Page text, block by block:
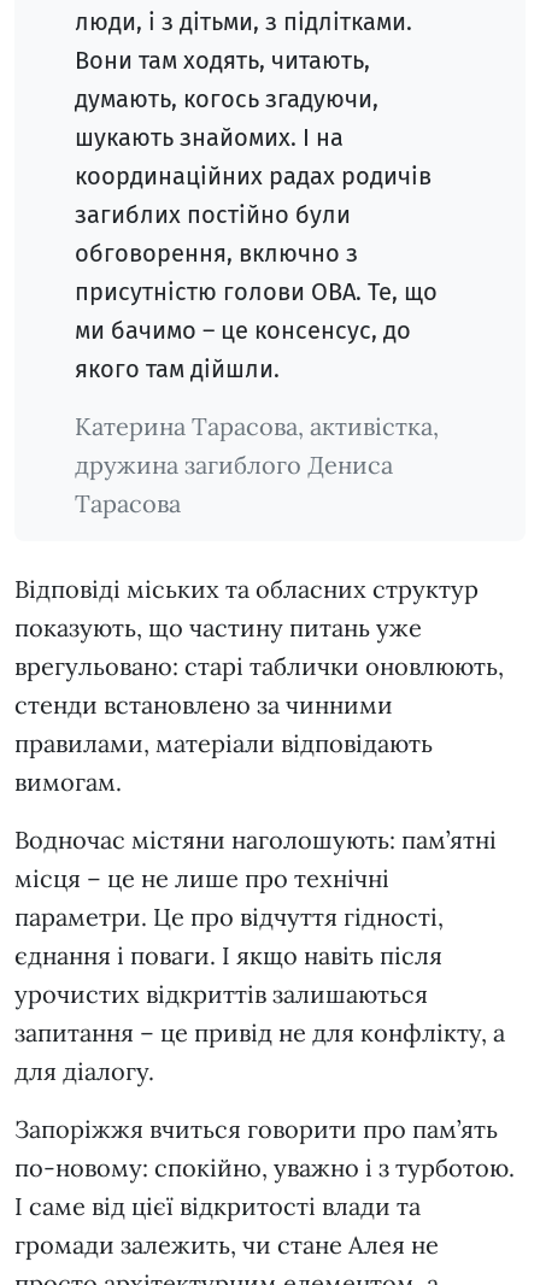
люди, і з дітьми, з підлітками.
Вони там ходять, читають,
думають, когось згадуючи,
шукають знайомих. І на
координаційних радах родичів
загиблих постійно були
обговорення, включно з
присутністю голови ОВА. Те, що
ми бачимо – це консенсус, до
якого там дійшли.
Катерина Тарасова, активістка,
дружина загиблого Дениса
Тарасова
Відповіді міських та обласних структур
показують, що частину питань уже
врегульовано: старі таблички оновлюють,
стенди встановлено за чинними
правилами, матеріали відповідають
вимогам.
Водночас містяни наголошують: пам’ятні
місця – це не лише про технічні
параметри. Це про відчуття гідності,
єднання і поваги. І якщо навіть після
урочистих відкриттів залишаються
запитання – це привід не для конфлікту, а
для діалогу.
Запоріжжя вчиться говорити про пам’ять
по-новому: спокійно, уважно і з турботою.
І саме від цієї відкритості влади та
громади залежить, чи стане Алея не